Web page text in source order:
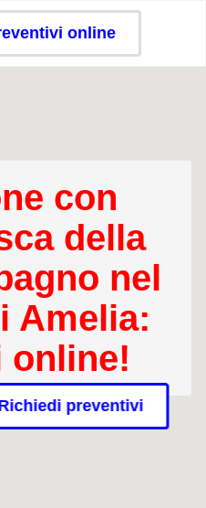
online
con
della
nel
Amelia:
online!
Richiedi preventivi